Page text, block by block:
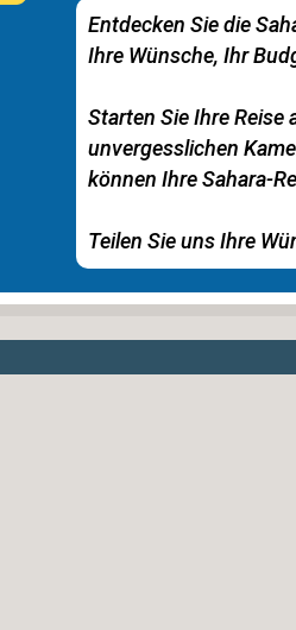
Entdecken Sie die
Ihre Wünsche, Ihr
Starten Sie Ihre Reise
unvergesslichen
können Ihre Sahara-
Teilen Sie uns Ihre